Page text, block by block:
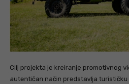
Cilj projekta je kreiranje promotivnog
autentičan način predstavlja